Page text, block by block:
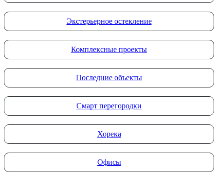
Экстерьерное остекление
Комплексные проекты
Последние объекты
Смарт перегородки
Хорека
Офисы